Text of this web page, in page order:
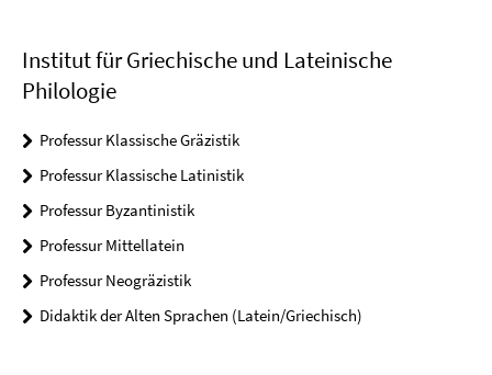
Institut für Griechische und Lateinische
Philologie
Professur Klassische Gräzistik
Professur Klassische Latinistik
Professur Byzantinistik
Professur Mittellatein
Professur Neogräzistik
Didaktik der Alten Sprachen (Latein/Griechisch)